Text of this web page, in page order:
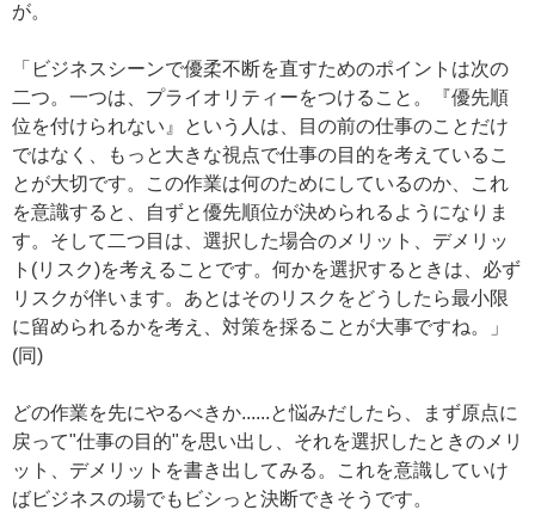
が。
「ビジネスシーンで優柔不断を直すためのポイントは次の
二つ。一つは、プライオリティーをつけること。『優先順
位を付けられない』という人は、目の前の仕事のことだけ
ではなく、もっと大きな視点で仕事の目的を考えているこ
とが大切です。この作業は何のためにしているのか、これ
を意識すると、自ずと優先順位が決められるようになりま
す。そして二つ目は、選択した場合のメリット、デメリッ
ト(リスク)を考えることです。何かを選択するときは、必ず
リスクが伴います。あとはそのリスクをどうしたら最小限
に留められるかを考え、対策を採ることが大事ですね。」
(同)
どの作業を先にやるべきか......と悩みだしたら、まず原点に
戻って"仕事の目的"を思い出し、それを選択したときのメリ
ット、デメリットを書き出してみる。これを意識していけ
ばビジネスの場でもビシっと決断できそうです。